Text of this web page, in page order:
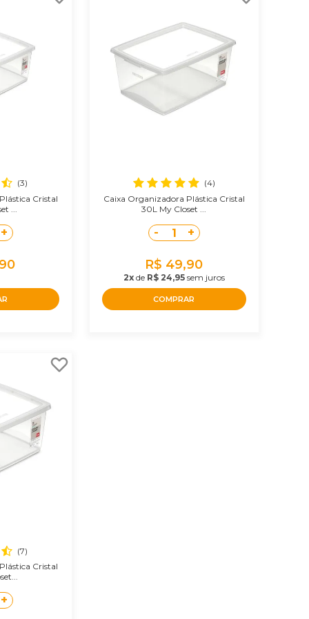
(3)
Cristal
...
+
(4)
Caixa Organizadora Plástica Cristal
30L My Closet ...
- 1 +
R$ 49,90
2xde R$ 24,95sem juros
COMPRAR
(7)
Cristal
+